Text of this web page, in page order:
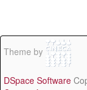
Theme by
DSpace Software